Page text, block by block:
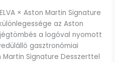
× Aston Martin Signature
az Aston
a logóval nyomott
gasztronómiai
Martin Signature Desszerttel